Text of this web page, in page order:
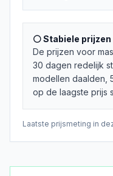
⚪ Stabiele prijzen
De prijzen voor
30 dagen redelijk
modellen daalden,
op de laagste prijs
Laatste prijsmeting in